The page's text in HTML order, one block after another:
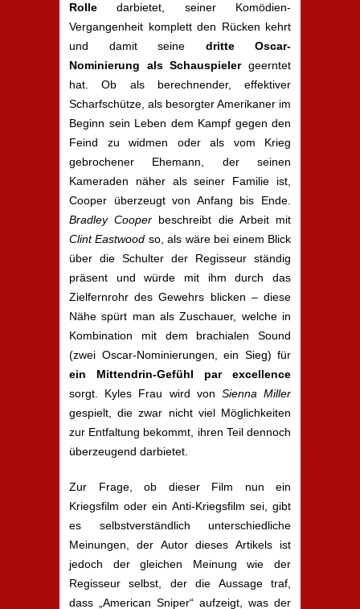
Rolle darbietet, seiner Komödien-
Vergangenheit komplett den Rücken kehrt
und damit seine dritte Oscar-
Nominierung als Schauspielergeerntet
hat. Ob als berechnender, effektiver
Scharfschütze, als besorgter Amerikaner im
Beginn sein Leben dem Kampf gegen den
Feind zu widmen oder als vom Krieg
gebrochener Ehemann, der seinen
Kameraden näher als seiner Familie ist,
Cooper überzeugt von Anfang bis Ende.
Bradley Cooper beschreibt die Arbeit mit
Clint Eastwood so, als wäre bei einem Blick
über die Schulter der Regisseur ständig
präsent und würde mit ihm durch das
Zielfernrohr des Gewehrs blicken – diese
Nähe spürt man als Zuschauer, welche in
Kombination mit dem brachialen Sound
(zwei Oscar-Nominierungen, ein Sieg) für
ein Mittendrin-Gefühl par excellence
sorgt. Kyles Frau wird von Sienna Miller
gespielt, die zwar nicht viel Möglichkeiten
zur Entfaltung bekommt, ihren Teil dennoch
überzeugend darbietet.
Zur Frage, ob dieser Film nun ein
Kriegsfilm oder ein Anti-Kriegsfilm sei, gibt
es selbstverständlich unterschiedliche
Meinungen, der Autor dieses Artikels ist
jedoch der gleichen Meinung wie der
Regisseur selbst, der die Aussage traf,
dass „American Sniper“ aufzeigt, was der